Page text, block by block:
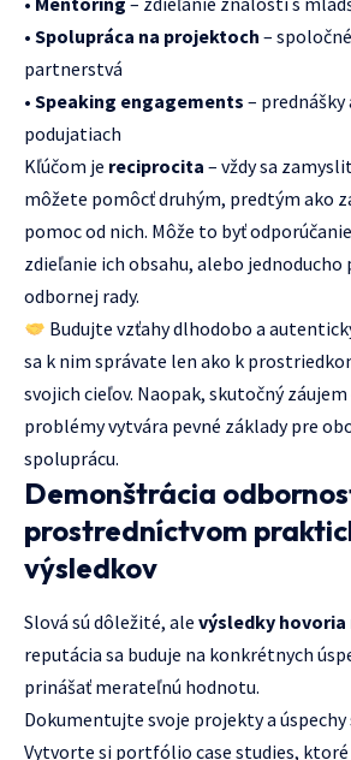
• Spolupráca na projektoch –
partnerstvá
• Speaking engagements –
podujatiach
Kľúčom je reciprocita – vždy sa
môžete pomôcť druhým, predtým ako
pomoc od nich. Môže to byť
zdieľanie ich obsahu, alebo
odbornej rady.
Budujte vzťahy dlhodobo a
sa k nim správate len ako k
svojich cieľov. Naopak, skutočný záujem
problémy vytvára pevné základy pre
spoluprácu.
Demonštrácia
prostredníctvom
výsledkov
Slová sú dôležité, ale výsledky hovoria
reputácia sa buduje na konkrétnych
prinášať merateľnú hodnotu.
Dokumentujte svoje projekty a
Vytvorte si portfólio case studies, ktoré